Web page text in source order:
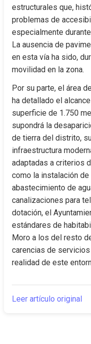
estructurales que,
problemas de
especialmente
La ausencia de
en esta vía ha sido,
movilidad en la zona.
Por su parte, el área
ha detallado el
superficie de 1.750
supondrá la
de tierra del distrito,
infraestructura
adaptadas a criterios
como la instalación
abastecimiento de
canalizaciones para
dotación, el
estándares de
Moro a los del resto
carencias de
realidad de este
Leer artículo original